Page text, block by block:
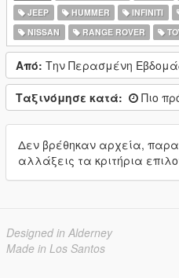
JEEP
HUMMER INFINITI
NISSAN
RANGE ROVER
Από: Την Περασμένη
Ταξινόμησε κατά: Πιο
Δεν βρέθηκαν αρχεία,
αλλάξεις τα κριτήρια
Designed in Alderney
Made in Los Santos